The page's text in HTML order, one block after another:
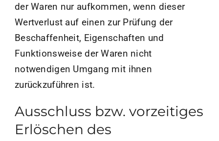
der Waren nur aufkommen, wenn dieser
Wertverlust auf einen zur Prüfung der
Beschaffenheit, Eigenschaften und
Funktionsweise der Waren nicht
notwendigen Umgang mit ihnen
zurückzuführen ist.
Ausschluss bzw. vorzeitiges
Erlöschen des